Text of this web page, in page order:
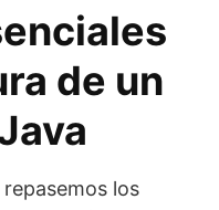
de un
los